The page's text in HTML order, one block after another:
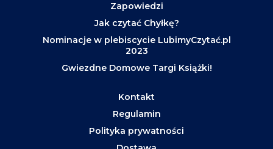
Zapowiedzi
Jak czytać Chyłkę?
Nominacje w plebiscycie LubimyCzytać.pl
2023
Gwiezdne Domowe Targi Książki!
Kontakt
Regulamin
Polityka prywatności